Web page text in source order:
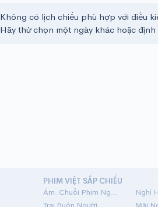
Không có lịch chiếu phù hợp với điều
Hãy thử chọn một ngày khác hoặc
PHIM VIỆT SẮP CHIẾU
Ám: Chuỗi Phim Ngắn Linh Dị
Nghỉ